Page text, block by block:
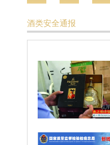
酒类安全通报